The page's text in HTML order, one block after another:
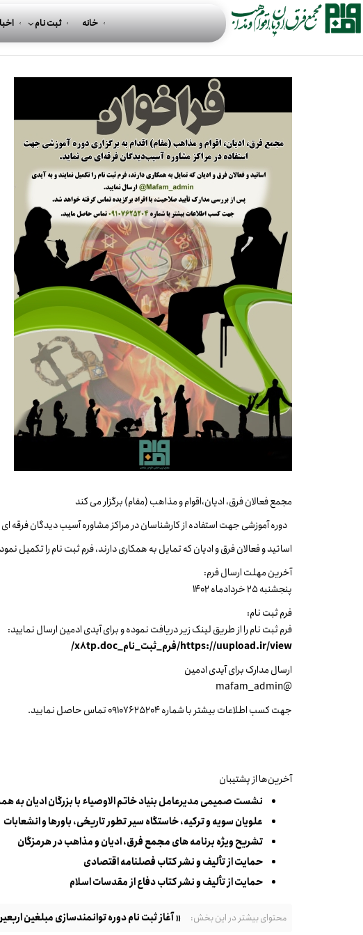
خانه ثبت نام
یکشنبه, 14 فروردين 781 09:28
فراخوان جذب مشاور آسیب‌دیدگان فرقه‌ای
1 2 3 4 5
مجمع فعالان فرق، ادیان،اقوام و مذاهب (مفام) برگزار می کند
دوره آموزشی جهت استفاده از کارشناسان در مراکز مشاوره آسیب دیدگان فرقه ای
اساتید و فعالان فرق و ادیان که تمایل به همکاری دارند، فرم ثبت نام را تکمیل
آخرین مهلت ارسال فرم:
پنجشنبه 25 خردادماه 1402
فرم ثبت نام:
فرم ثبت نام را از طریق لینک زیر دریافت نموده و برای آیدی ادمین ارسال نمایید:
https://uupload.ir/view/فرم_ثبت_نام_x8tp.doc/
ارسال مدارک برای آیدی ادمین
@mafam_admin
جهت کسب اطلاعات بیشتر با شماره 09107625204 تماس حاصل نمایید.
آخرین‌ها از پشتیبان
نشست صمیمی مدیرعامل بنیاد خاتم الاوصیاء با بزرگان ادیان به
علویان سویه و ترکیه، خاستگاه سیر تطور تاریخی، باورها و انشعابات
تشریح ویژه برنامه های مجمع فرق، ادیان و مذاهب در هرمزگان
حمایت از تألیف و نشر کتاب فصلنامه اقتصادی
حمایت از تألیف و نشر کتاب دفاع از مقدسات اسلام
محتوای بیشتر در این بخش: « آغاز ثبت نام دوره توانمندسازی مبلغین